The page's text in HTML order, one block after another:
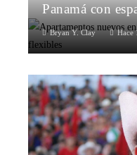
Panamá con
Bryan Y. Clay Hace